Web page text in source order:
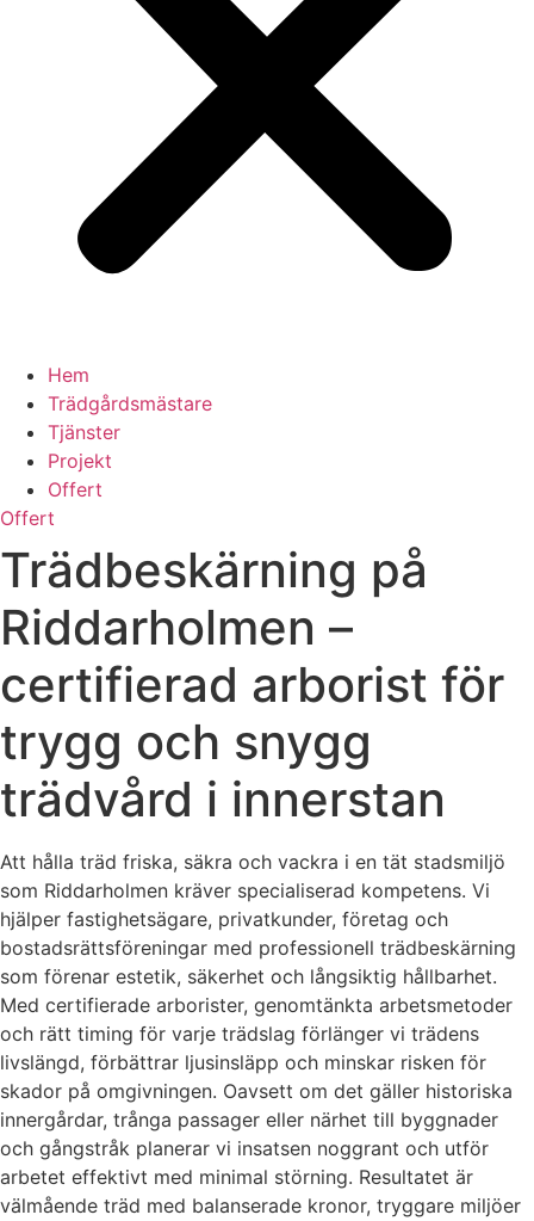
Hem
Trädgårdsmästare
Tjänster
Projekt
Offert
Offert
Trädbeskärning på
Riddarholmen –
certifierad arborist för
trygg och snygg
trädvård i innerstan
Att hålla träd friska, säkra och vackra i en tät stadsmiljö
som Riddarholmen kräver specialiserad kompetens. Vi
hjälper fastighetsägare, privatkunder, företag och
bostadsrättsföreningar med professionell trädbeskärning
som förenar estetik, säkerhet och långsiktig hållbarhet.
Med certifierade arborister, genomtänkta arbetsmetoder
och rätt timing för varje trädslag förlänger vi trädens
livslängd, förbättrar ljusinsläpp och minskar risken för
skador på omgivningen. Oavsett om det gäller historiska
innergårdar, trånga passager eller närhet till byggnader
och gångstråk planerar vi insatsen noggrant och utför
arbetet effektivt med minimal störning. Resultatet är
välmående träd med balanserade kronor, tryggare miljöer